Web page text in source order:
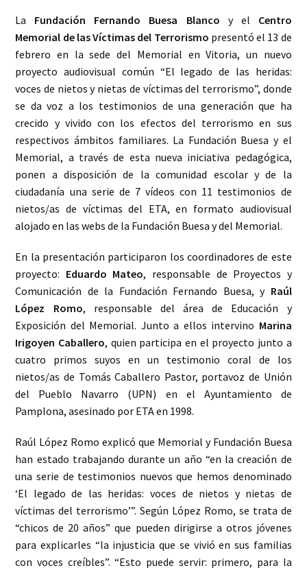
La Fundación Fernando Buesa Blanco y el Centro
Memorial de las Víctimas del Terrorismo presentó el 13 de
febrero en la sede del Memorial en Vitoria, un nuevo
proyecto audiovisual común “El legado de las heridas:
voces de nietos y nietas de víctimas del terrorismo”, donde
se da voz a los testimonios de una generación que ha
crecido y vivido con los efectos del terrorismo en sus
respectivos ámbitos familiares. La Fundación Buesa y el
Memorial, a través de esta nueva iniciativa pedagógica,
ponen a disposición de la comunidad escolar y de la
ciudadanía una serie de 7 vídeos con 11 testimonios de
nietos/as de víctimas del ETA, en formato audiovisual
alojado en las webs de la Fundación Buesa y del Memorial.
En la presentación participaron los coordinadores de este
proyecto: Eduardo Mateo, responsable de Proyectos y
Comunicación de la Fundación Fernando Buesa, y Raúl
López Romo, responsable del área de Educación y
Exposición del Memorial. Junto a ellos intervino Marina
Irigoyen Caballero, quien participa en el proyecto junto a
cuatro primos suyos en un testimonio coral de los
nietos/as de Tomás Caballero Pastor, portavoz de Unión
del Pueblo Navarro (UPN) en el Ayuntamiento de
Pamplona, asesinado por ETA en 1998.
Raúl López Romo explicó que Memorial y Fundación Buesa
han estado trabajando durante un año “en la creación de
una serie de testimonios nuevos que hemos denominado
‘El legado de las heridas: voces de nietos y nietas de
víctimas del terrorismo’”. Según López Romo, se trata de
“chicos de 20 años” que pueden dirigirse a otros jóvenes
para explicarles “la injusticia que se vivió en sus familias
con voces creíbles”. “Esto puede servir: primero, para la